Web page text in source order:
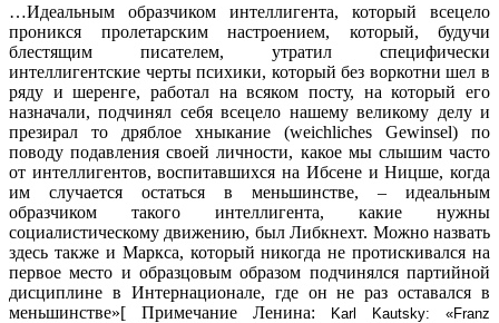
…Идеальным образчиком интеллигента, который всецело
проникся пролетарским настроением, который, будучи
блестящим писателем, утратил специфически
интеллигентские черты психики, который без воркотни шел в
ряду и шеренге, работал на всяком посту, на который его
назначали, подчинял себя всецело нашему великому делу и
презирал то дряблое хныкание (weichliches Gewinsel) по
поводу подавления своей личности, какое мы слышим часто
от интеллигентов, воспитавшихся на Ибсене и Ницше, когда
им случается остаться в меньшинстве, – идеальным
образчиком такого интеллигента, какие нужны
социалистическому движению, был Либкнехт. Можно назвать
здесь также и Маркса, который никогда не протискивался на
первое место и образцовым образом подчинялся партийной
дисциплине в Интернационале, где он не раз оставался в
меньшинстве»[ Примечание Ленина:
Karl Kautsky: «Franz